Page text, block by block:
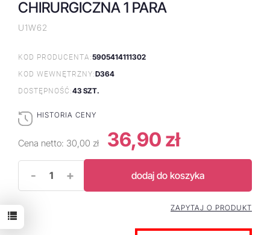
CHIRURGICZNA 1 PARA
U1W62
KOD PRODUCENTA:5905414111302
KOD WEWNĘTRZNY:D364
DOSTĘPNOŚĆ:43 SZT.
HISTORIA CENY
Cena netto: 30,00 zł 36,90 zł
- + dodaj do koszyka
ZAPYTAJ O PRODUKT